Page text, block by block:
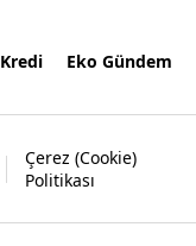
Kredi Eko Gündem
Çerez (Cookie)
Politikası